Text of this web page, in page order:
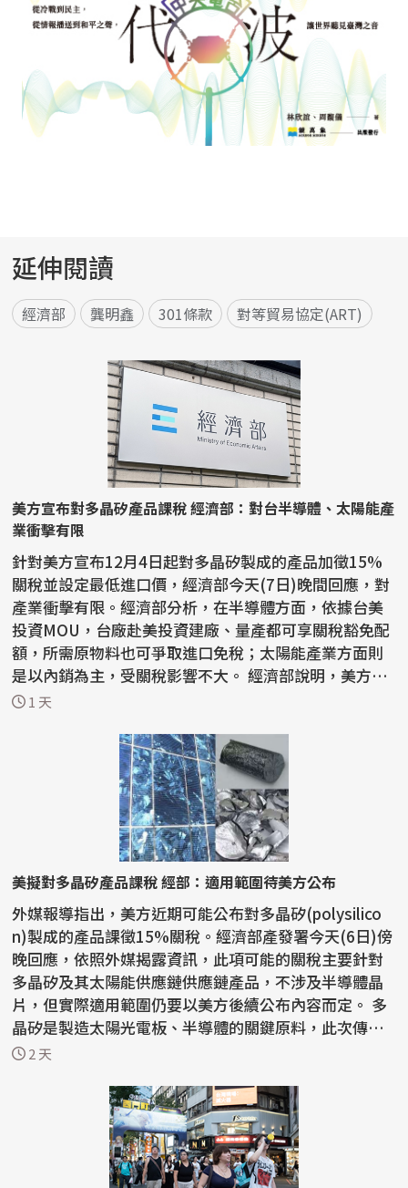
延伸閱讀
經濟部 龔明鑫 301條款 對等貿易協定(ART)
美方宣布對多晶矽產品課稅 經濟部：對台半導體、太陽能產
業衝擊有限
針對美方宣布12月4日起對多晶矽製成的產品加徵15%
關稅並設定最低進口價，經濟部今天(7日)晚間回應，對
產業衝擊有限。經濟部分析，在半導體方面，依據台美
投資MOU，台廠赴美投資建廠、量產都可享關稅豁免配
額，所需原物料也可爭取進口免稅；太陽能產業方面則
是以內銷為主，受關稅影響不大。 經濟部說明，美方目
的在...
1 天
美擬對多晶矽產品課稅 經部：適用範圍待美方公布
外媒報導指出，美方近期可能公布對多晶矽(polysilico
n)製成的產品課徵15%關稅。經濟部產發署今天(6日)傍
晚回應，依照外媒揭露資訊，此項可能的關稅主要針對
多晶矽及其太陽能供應鏈供應鏈產品，不涉及半導體晶
片，但實際適用範圍仍要以美方後續公布內容而定。 多
晶矽是製造太陽光電板、半導體的關鍵原料，此次傳出
美方...
2 天